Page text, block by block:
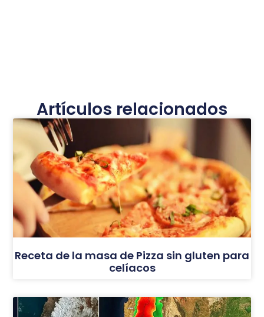
Artículos relacionados
Receta de la masa de Pizza sin gluten para
celíacos